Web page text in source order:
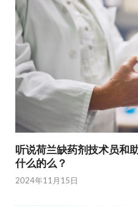
听说荷兰缺药剂技术员和
什么的么？
2024年11月15日